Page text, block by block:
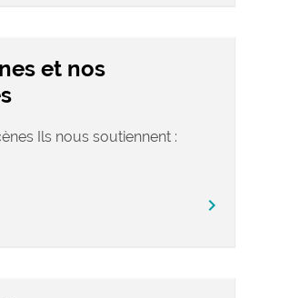
et nos
Ils nous soutiennent :
chevron_right